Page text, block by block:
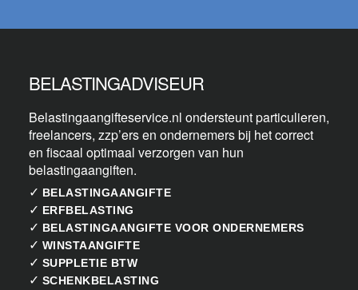
BELASTINGADVISEUR
Belastingaangifteservice.nl ondersteunt particulieren,
freelancers, zzp’ers en ondernemers bij het correct
en fiscaal optimaal verzorgen van hun
belastingaangiften.
✓ BELASTINGAANGIFTE
✓ ERFBELASTING
✓ BELASTINGAANGIFTE VOOR ONDERNEMERS
✓ WINSTAANGIFTE
✓ SUPPLETIE BTW
✓ SCHENKBELASTING